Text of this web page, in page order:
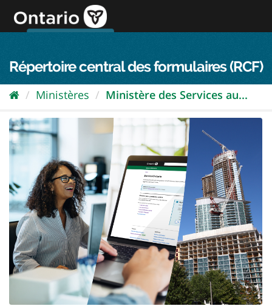
directement
au
Répertoire central des formulaires (RCF)
Ministères Ministère des Services au...